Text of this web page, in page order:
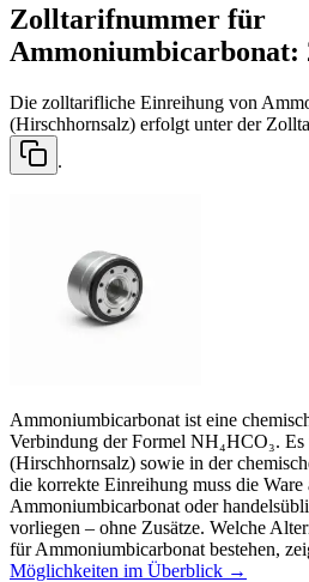
Zolltarifnummer für
Ammoniumbicarbonat:
Die zolltarifliche Einreihung von
(Hirschhornsalz) erfolgt unter der
.
Ammoniumbicarbonat ist eine
Verbindung der Formel NH₄HCO₃.
(Hirschhornsalz) sowie in der
die korrekte Einreihung muss die Ware
Ammoniumbicarbonat oder
vorliegen – ohne Zusätze. Welche
für Ammoniumbicarbonat bestehen,
Möglichkeiten im Überblick →